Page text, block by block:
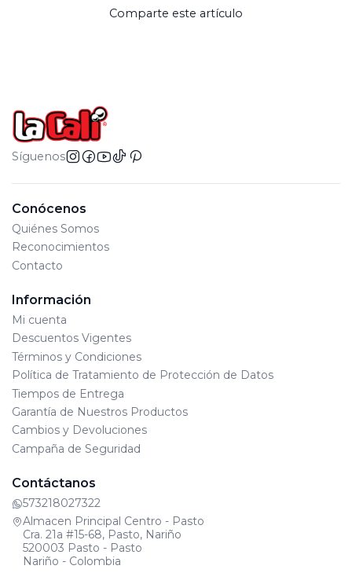
Comparte este artículo
Síguenos
Conócenos
Quiénes Somos
Reconocimientos
Contacto
Información
Mi cuenta
Descuentos Vigentes
Términos y Condiciones
Política de Tratamiento de Protección de Datos
Tiempos de Entrega
Garantía de Nuestros Productos
Cambios y Devoluciones
Campaña de Seguridad
Contáctanos
573218027322
Almacen Principal Centro - Pasto
Cra. 21a #15-68, Pasto, Nariño
520003 Pasto - Pasto
Nariño - Colombia